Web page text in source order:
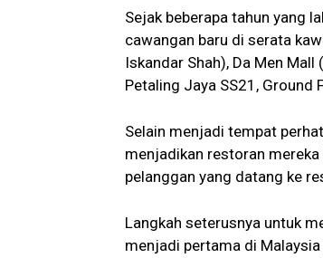
Sejak beberapa tahun yang
cawangan baru di serata
Iskandar Shah), Da Men
Petaling Jaya SS21, Ground
Selain menjadi tempat
menjadikan restoran
pelanggan yang datang ke
Langkah seterusnya untuk
menjadi pertama di